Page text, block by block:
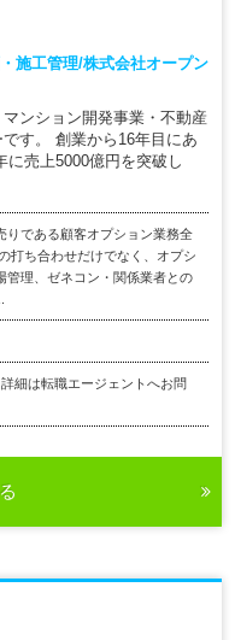
施工管理/株式会社オープン
ンション開発事業・不動産
す。 創業から16年目にあ
に売上5000億円を突破し
りである顧客オプション業務全
打ち合わせだけでなく、オプシ
管理、ゼネコン・関係業者との
細は転職エージェントへお問